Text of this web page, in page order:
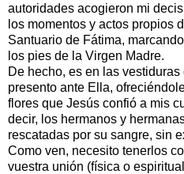
autoridades acogieron mi
los momentos y actos propios
Santuario de Fátima,
los pies de la Virgen Madre.
De hecho, es en las
presento ante Ella,
flores que Jesús confió a mis
decir, los hermanos y
rescatadas por su sangre, sin
Como ven, necesito tenerlos
vuestra unión (física o